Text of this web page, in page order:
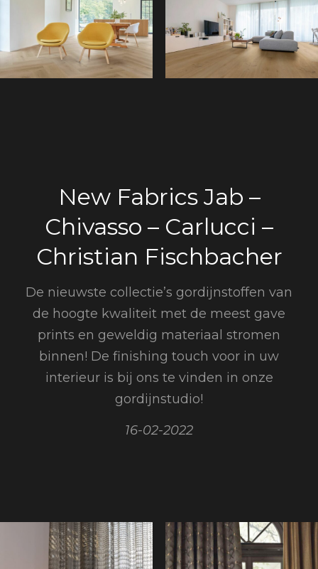
New Fabrics Jab –
Chivasso – Carlucci –
Christian Fischbacher
De nieuwste collectie’s gordijnstoffen van
de hoogte kwaliteit met de meest gave
prints en geweldig materiaal stromen
binnen! De finishing touch voor in uw
interieur is bij ons te vinden in onze
gordijnstudio!
16-02-2022